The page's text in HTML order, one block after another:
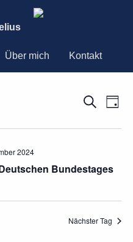
Über mich Kontakt
Suche
Suche
Tag
2024
Bundestages
Nächster Tag